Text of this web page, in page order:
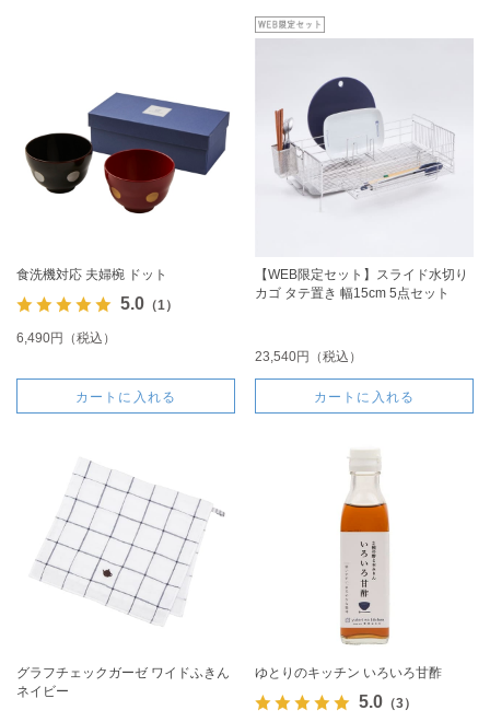
食洗機対応 夫婦椀 ドット
5.0（1）
6,490円（税込）
カートに入れる
【WEB限定セット】スライド水切り
カゴ タテ置き 幅15cm 5点セット
23,540円（税込）
カートに入れる
グラフチェックガーゼ ワイドふきん
ネイビー
ゆとりのキッチン いろいろ甘酢
5.0（3）